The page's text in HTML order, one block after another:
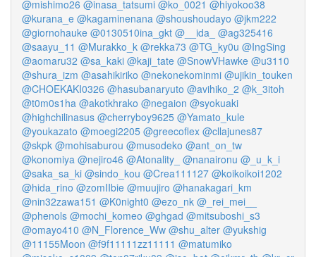
@mishimo26 @inasa_tatsumi @ko_0021 @hiyokoo38
@kurana_e @kagaminenana @shoushoudayo @jkm222
@giornohauke @0130510ina_gkt @__ida_ @ag325416
@saayu_11 @Murakko_k @rekka73 @TG_ky0u @IngSing
@aomaru32 @sa_kaki @kaji_tate @SnowVHawke @u3110
@shura_izm @asahikiriko @nekonekominmi @ujikin_touken
@CHOEKAKI0326 @hasubanaryuto @avihiko_2 @k_3itoh
@t0m0s1ha @akotkhrako @negaion @syokuaki
@highchilinasus @cherryboy9625 @Yamato_kule
@youkazato @moegi2205 @greecoflex @cllajunes87
@skpk @mohisaburou @musodeko @ant_on_tw
@konomiya @nejiro46 @Atonality_ @nanaironu @_u_k_i
@saka_sa_ki @sindo_kou @Crea111127 @koikoikoi1202
@hida_rino @zomIIbie @muujiro @hanakagari_km
@nin32zawa151 @K0night0 @ezo_nk @_rei_mei__
@phenols @mochi_komeo @ghgad @mitsuboshi_s3
@omayo410 @N_Florence_Ww @shu_alter @yukshig
@11155Moon @f9f11111zz11111 @matumiko